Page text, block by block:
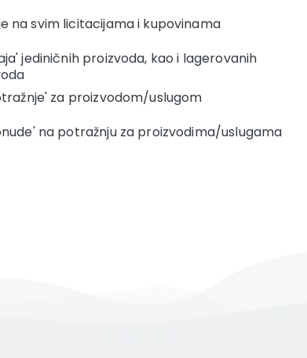
na svim licitacijama i kupovinama
jediničnih proizvoda, kao i lagerovanih
za proizvodom/uslugom
na potražnju za proizvodima/uslugama